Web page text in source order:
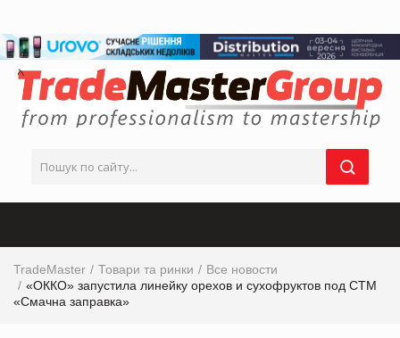
TradeMaster Товари та ринки
Все новости
«ОККО» запустила линейку орехов и сухофруктов под СТМ
«Смачна заправка»